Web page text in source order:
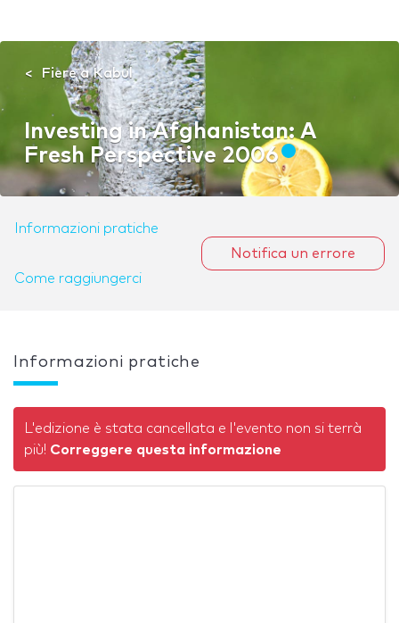
Fiere a Kabul
Investing in Afghanistan: A
Fresh Perspective 2006
Informazioni pratiche
Come raggiungerci
Notifica un errore
Informazioni pratiche
L'edizione è stata cancellata e l'evento non si terrà
più! Correggere questa informazione